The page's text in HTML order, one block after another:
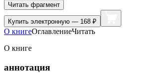
Читать фрагмент
Купить электронную — 168 ₽
О книгеОглавлениеЧитать
О книге
аннотация